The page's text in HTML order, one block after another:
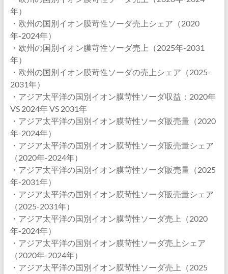
年）
・欧州の国別イオン膜苛性ソーダ売上シェア（2020
年-2024年）
・欧州の国別イオン膜苛性ソーダ売上（2025年-2031
年）
・欧州の国別イオン膜苛性ソーダの売上シェア（2025-
2031年）
・アジア太平洋の国別イオン膜苛性ソーダ収益：2020年
VS 2024年 VS 2031年
・アジア太平洋の国別イオン膜苛性ソーダ販売量（2020
年-2024年）
・アジア太平洋の国別イオン膜苛性ソーダ販売量シェア
（2020年-2024年）
・アジア太平洋の国別イオン膜苛性ソーダ販売量（2025
年-2031年）
・アジア太平洋の国別イオン膜苛性ソーダ販売量シェア
（2025-2031年）
・アジア太平洋の国別イオン膜苛性ソーダ売上（2020
年-2024年）
・アジア太平洋の国別イオン膜苛性ソーダ売上シェア
（2020年-2024年）
・アジア太平洋の国別イオン膜苛性ソーダ売上（2025